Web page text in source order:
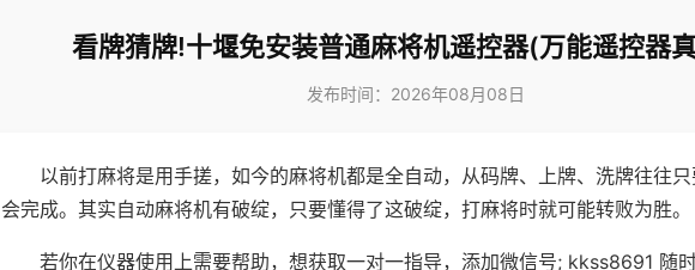
看牌猜牌!十堰免安装普通麻将机遥控器(万能遥控器
发布时间：2026年08月08日
以前打麻将是用手搓，如今的麻将机都是全自动，从码牌、上牌、洗牌往往
会完成。其实自动麻将机有破绽，只要懂得了这破绽，打麻将时就可能转败为胜。
若你在仪器使用上需要帮助，想获取一对一指导，添加微信号; kkss8691 随时